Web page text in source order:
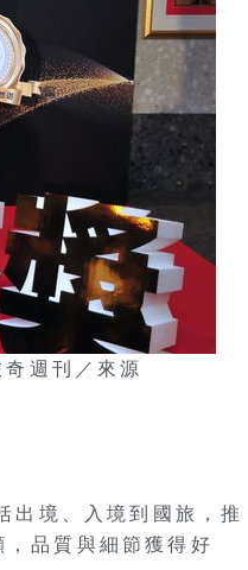
週刊／來源
出境、入境到國旅，推
品質與細節獲得好